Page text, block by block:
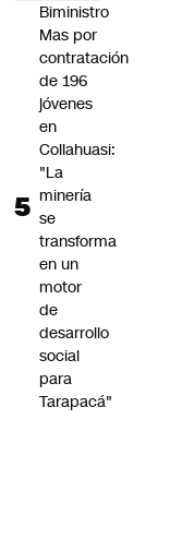
Biministro
Mas por
contratación
de 196
jóvenes
en
Collahuasi:
"La
minería
se
transforma
en un
motor
de
desarrollo
social
para
Tarapacá"